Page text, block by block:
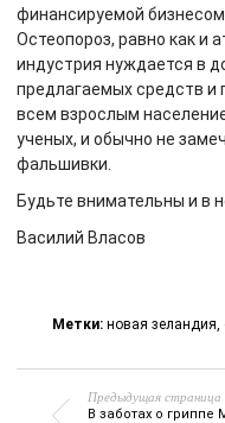
финансируемой
Остеопороз, равно как и
индустрия нуждается в
предлагаемых средств и
всем взрослым
ученых, и обычно не
фальшивки.
Будьте внимательны и в
Василий Власов
Метки: новая зеландия,
Предыдущая страница
В заботах о гриппе